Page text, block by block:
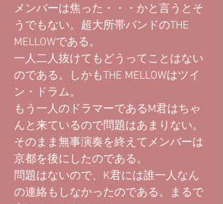
メンバーは焦った・・・かと言うとそ
うでもない。超大所帯バンドのTHE
MELLOWである。
一人二人抜けてもどうってことはない
のである。しかもTHE MELLOWはツイ
ン・ドラム。
もう一人のドラマーであるM君はちゃ
んと来ているので問題はあまりない。
そのまま無事演奏を終えてメンバーは
京都を後にしたのである。
問題はないので、K君には誰一人なん
の連絡もしなかったのである。まるで